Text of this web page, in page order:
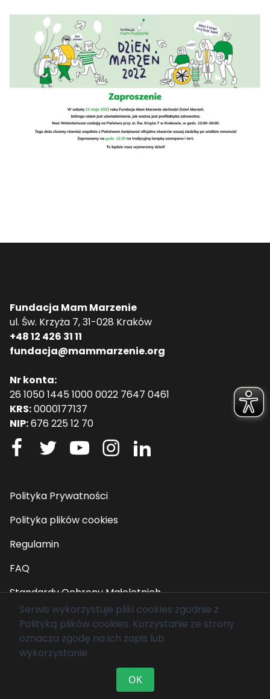
Fundacja Mam Marzenie
ul. Św. Krzyża 7, 31-028 Kraków
+48 12 426 31 11
fundacja@mammarzenie.org
Nr konta:
26 1050 1445 1000 0022 7647 0461
KRS:0000177137
NIP:676 225 12 70
Polityka Prywatności
Polityka plików cookies
Regulamin
FAQ
Standardy Ochrony Małoletnich
© 2026 Fundacja Mam Marzenie. Wszelkie prawa
zastrzeżone.
Serwis wykorzystuje pliki cookies zgodnie z
Polityką plików cookies. Korzystanie ze strony
oznacza zgodę na ich zapis lub
wykorzystanie.
OK